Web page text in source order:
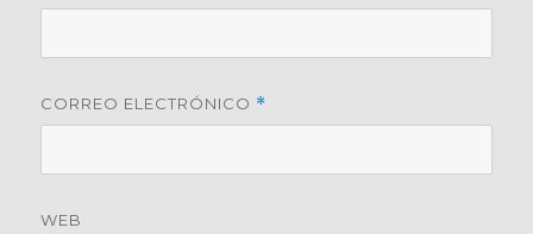
CORREO ELECTRÓNICO *
WEB